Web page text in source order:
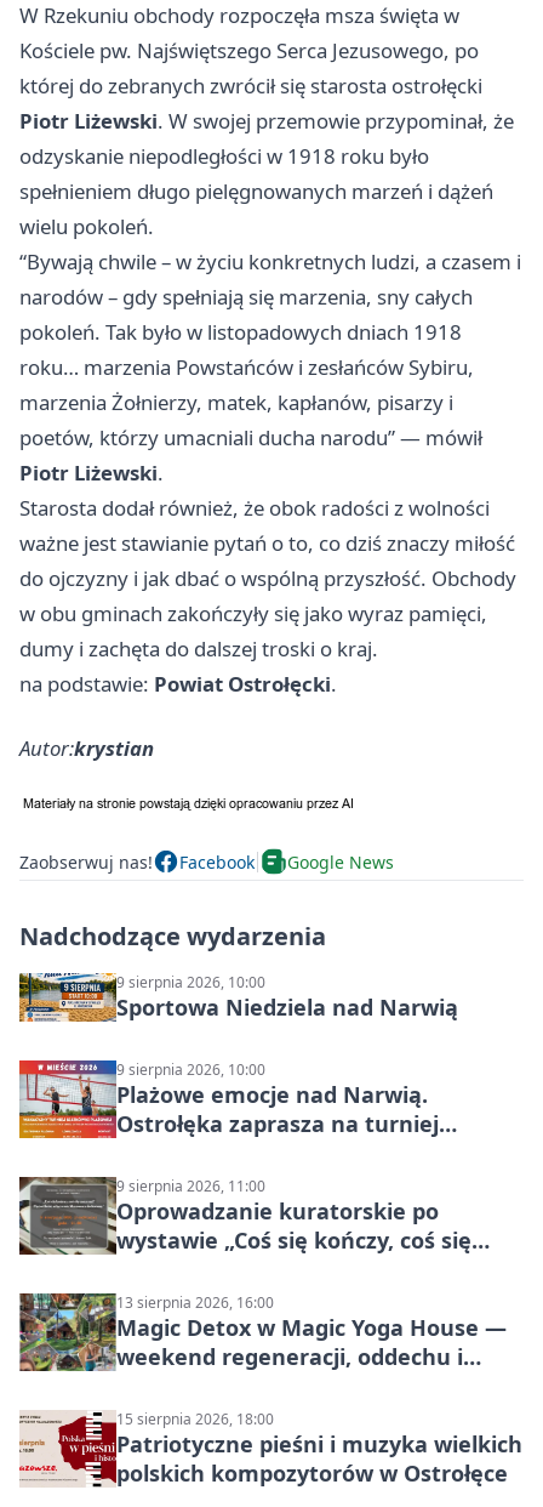
W Rzekuniu obchody rozpoczęła msza święta w
Kościele pw. Najświętszego Serca Jezusowego, po
której do zebranych zwrócił się starosta ostrołęcki
Piotr Liżewski. W swojej przemowie przypominał, że
odzyskanie niepodległości w 1918 roku było
spełnieniem długo pielęgnowanych marzeń i dążeń
wielu pokoleń.
“Bywają chwile – w życiu konkretnych ludzi, a czasem i
narodów – gdy spełniają się marzenia, sny całych
pokoleń. Tak było w listopadowych dniach 1918
roku… marzenia Powstańców i zesłańców Sybiru,
marzenia Żołnierzy, matek, kapłanów, pisarzy i
poetów, którzy umacniali ducha narodu” — mówił
Piotr Liżewski.
Starosta dodał również, że obok radości z wolności
ważne jest stawianie pytań o to, co dziś znaczy miłość
do ojczyzny i jak dbać o wspólną przyszłość. Obchody
w obu gminach zakończyły się jako wyraz pamięci,
dumy i zachęta do dalszej troski o kraj.
na podstawie: Powiat Ostrołęcki.
Autor:krystian
Zaobserwuj nas! Facebook Google News
Nadchodzące wydarzenia
9 sierpnia 2026, 10:00
Sportowa Niedziela nad Narwią
9 sierpnia 2026, 10:00
Plażowe emocje nad Narwią.
Ostrołęka zaprasza na turniej
9 sierpnia 2026, 11:00
Oprowadzanie kuratorskie po
wystawie „Coś się kończy, coś się
Mazowsza do Korony”
13 sierpnia 2026, 16:00
Magic Detox w Magic Yoga House —
weekend regeneracji, oddechu i
15 sierpnia 2026, 18:00
Patriotyczne pieśni i muzyka wielkich
polskich kompozytorów w Ostrołęce